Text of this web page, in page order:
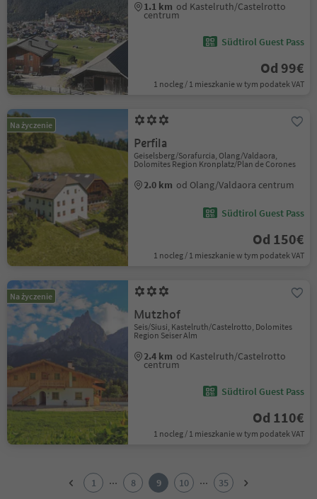
1.1 km od Kastelruth/Castelrotto
centrum
Südtirol Guest Pass
Od 99€
1 nocleg / 1 mieszkanie w tym podatek VAT
Na życzenie
Perfila
Geiselsberg/Sorafurcia, Olang/Valdaora,
Dolomites Region Kronplatz/Plan de Corones
2.0 km od Olang/Valdaora centrum
Südtirol Guest Pass
Od 150€
1 nocleg / 1 mieszkanie w tym podatek VAT
Na życzenie
Mutzhof
Seis/Siusi, Kastelruth/Castelrotto, Dolomites
Region Seiser Alm
2.4 km od Kastelruth/Castelrotto
centrum
Südtirol Guest Pass
Od 110€
1 nocleg / 1 mieszkanie w tym podatek VAT
1 ... 8 9 10 ...
35